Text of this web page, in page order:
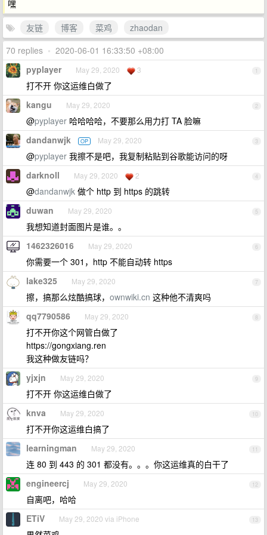
嘿
友链
博客 菜鸡
zhaodan
70 replies • 2020-06-01 16:33:50 +08:00
1
pyplayer May 29, 2020 3
打不开 你这运维白做了
2
kangu May 29, 2020
@pyplayer 哈哈哈哈，不要那么用力打 TA 脸嘛
3
dandanwjk OP May 29, 2020
@pyplayer 我擦不是吧，我复制粘贴到谷歌能访问的呀
4
darknoll May 29, 2020 2
@dandanwjk 做个 http 到 https 的跳转
5
duwan May 29, 2020
我想知道封面图片是谁。。
6
1462326016 May 29, 2020
你需要一个 301，http 不能自动转 https
7
lake325 May 29, 2020
擦，搞那么炫酷搞球， ownwiki.cn 这种他不清爽吗
8
qq7790586 May 29, 2020
打不开你这个网管白做了
https://gongxiang.ren
我这种做友链吗？
9
yjxjn May 29, 2020
打不开 你这运维白做了
10
knva May 29, 2020
打不开你这运维白搞了
11
learningman May 29, 2020
连 80 到 443 的 301 都没有。。。你这运维真的白干了
12
engineercj May 29, 2020
自离吧，哈哈
13
ETiV May 29, 2020 via iPhone